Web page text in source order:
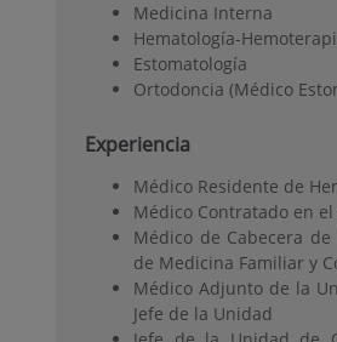
Medicina Interna
Hematología-
Estomatología
Ortodoncia (Médico
Experiencia
Médico Residente de
Médico Contratado en el
Médico de Cabecera
de Medicina Familiar y
Médico Adjunto de la
Jefe de la Unidad